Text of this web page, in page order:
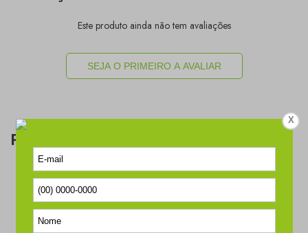
Este produto ainda não tem avaliações
SEJA O PRIMEIRO A AVALIAR
Perguntas & respostas
Este produto ainda não tem perguntas
SEJA O PRIMEIRO A PERGUNTAR
X